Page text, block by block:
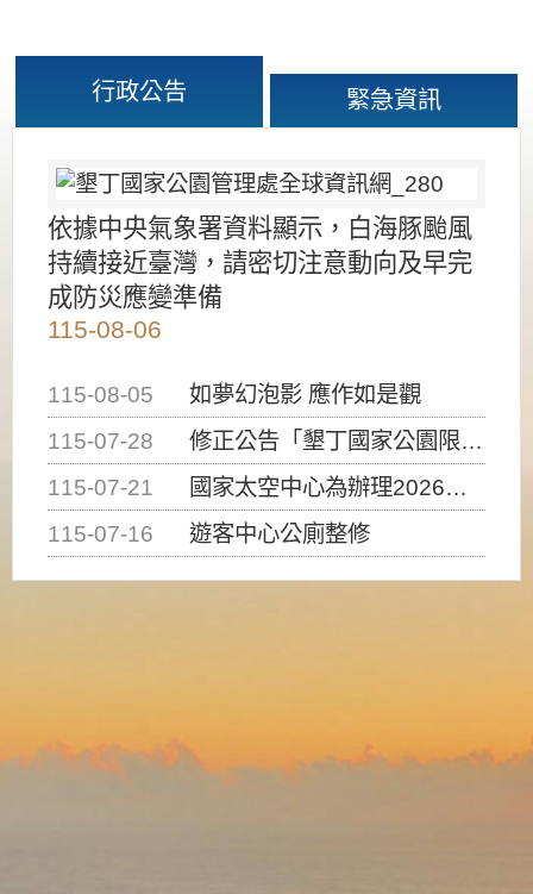
行政公告 緊急資訊
依據中央氣象署資料顯示，白海豚颱風
持續接近臺灣，請密切注意動向及早完
成防災應變準備
115-08-06
115-08-05
如夢幻泡影 應作如是觀
115-07-28
修正公告「墾丁國家公園限制水域遊憩活動之種類、範圍、時間及行為」，自即日生效。
115-07-21
國家太空中心為辦理2026台灣盃火箭競賽，陸、海、空域警戒及協調相關事宜，因颱風備案事宜
115-07-16
遊客中心公廁整修